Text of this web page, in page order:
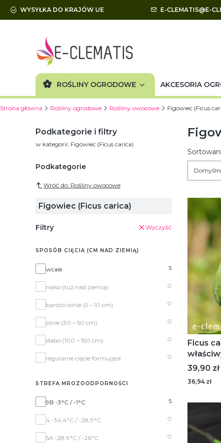
WYSYŁKA DO KRAJÓW UE E-CLEMATIS@E-
ROŚLINY OGRODOWE AKCESORIA
Strona główna Rośliny ogrodowe Rośliny owocowe Figowiec (Ficus
Podkategorie i filtry
w kategorii: Figowiec (Ficus carica)
Podkategorie
Wróć do: Rośliny owocowe
Figowiec (Ficus carica)
Filtry Wyczyść
SPOSÓB CIĘCIA (CM NAD ZIEMIĄ)
Sposób cięcia (cm nad ziemią)
wcale 5
nisko (tuż nad ziemią) 0
bardzo silnie (5 – 10 cm) 0
silnie (30 – 50 cm) 0
słabo (100 – 150 cm) 0
regularne cięcie formujące 0
STREFA MROZOODPORNOŚCI
Strefa mrozoodporności
9B -3°C / -1°C 5
4 -34,4°C / -28,9°C 0
5A -28.9°C / -26°C 0
Lista
Ficus
Cena
39,90 zł
36,94 zł